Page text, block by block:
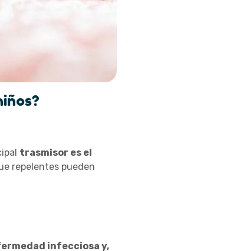
trasmisor es el
repelentes pueden
infecciosa y,